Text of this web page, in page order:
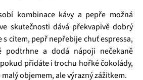
kombinace kávy a pepře možná
skutečnosti dává překvapivě dobrý
s citem, pepř nepřebije chuť espressa,
podtrhne a dodá nápoji nečekaně
přidáte i trochu hořké čokolády,
objemem, ale výrazný zážitkem.